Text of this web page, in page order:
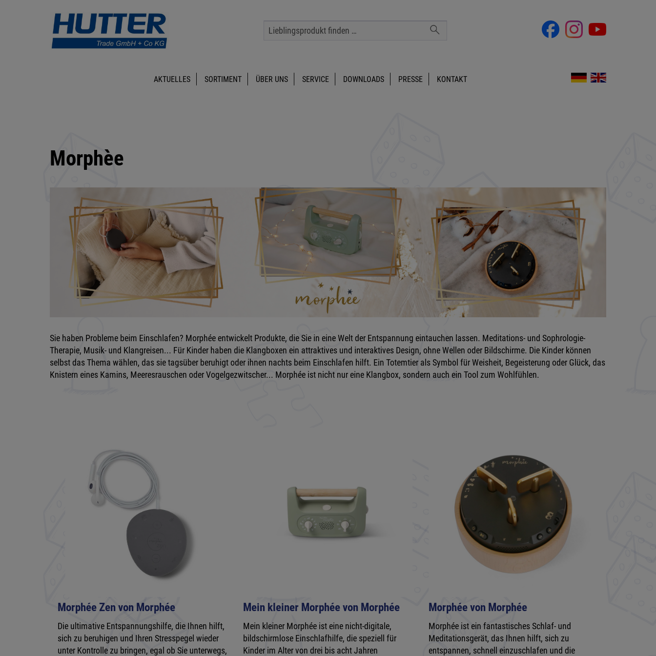
AKTUELLES SORTIMENT ÜBER UNS SERVICE DOWNLOADS PRESSE KONTAKT
Morphèe
Sie haben Probleme beim Einschlafen? Morphée entwickelt Produkte, die Sie in eine Welt der Entspannung eintauchen lassen. Meditations- und Sophrologie-
Therapie, Musik- und Klangreisen... Für Kinder haben die Klangboxen ein attraktives und interaktives Design, ohne Wellen oder Bildschirme. Die Kinder können
selbst das Thema wählen, das sie tagsüber beruhigt oder ihnen nachts beim Einschlafen hilft. Ein Totemtier als Symbol für Weisheit, Begeisterung oder Glück, das
Knistern eines Kamins, Meeresrauschen oder Vogelgezwitscher... Morphée ist nicht nur eine Klangbox, sondern auch ein Tool zum Wohlfühlen.
Morphée Zen von Morphée
Die ultimative Entspannungshilfe, die Ihnen hilft,
sich zu beruhigen und Ihren Stresspegel wieder
unter Kontrolle zu bringen, egal ob Sie unterwegs,
Mein kleiner Morphée von Morphée
Mein kleiner Morphée ist eine nicht-digitale,
bildschirmlose Einschlafhilfe, die speziell für
Kinder im Alter von drei bis acht Jahren
Morphée von Morphée
Morphée ist ein fantastisches Schlaf- und
Meditationsgerät, das Ihnen hilft, sich zu
entspannen, schnell einzuschlafen und die